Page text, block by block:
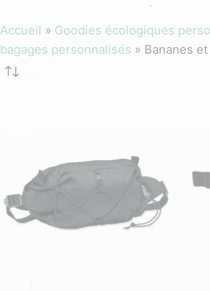
sacs de sport personnalisés et nos
Accueil » Goodies écologiques
bagages personnalisés » Bananes